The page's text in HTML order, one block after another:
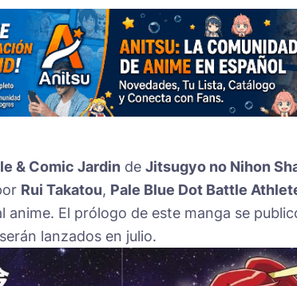
& Comic Jardin de Jitsugyo no Nihon
Rui Takatou, Pale Blue Dot Battle
anime. El prólogo de este manga se
lanzados en julio.